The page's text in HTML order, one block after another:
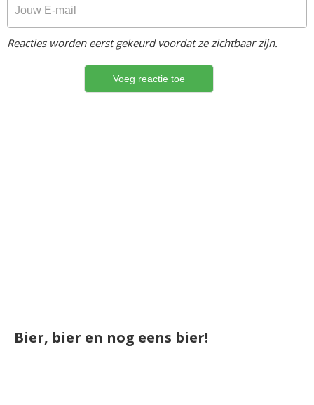
Reacties worden eerst gekeurd voordat ze zichtbaar zijn.
Bier, bier en nog eens bier!